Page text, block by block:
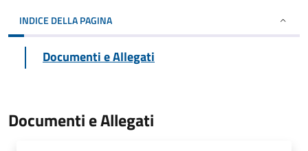
INDICE DELLA PAGINA
Documenti e Allegati
Documenti e Allegati